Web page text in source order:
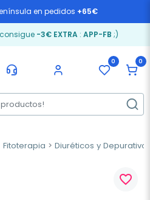
en pedidos +65€
-3€ EXTRA: APP-FB ;)
0 0
Fitoterapia Diuréticos y
favorite_border